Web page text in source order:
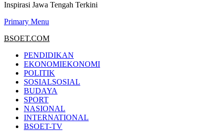
Inspirasi Jawa Tengah Terkini
Primary Menu
BSOET.COM
PENDIDIKAN
EKONOMIEKONOMI
POLITIK
SOSIALSOSIAL
BUDAYA
SPORT
NASIONAL
INTERNATIONAL
BSOET-TV